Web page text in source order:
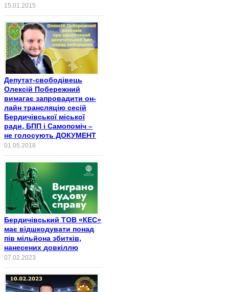
15.01.2015
Депутат-свободівець
Олексій Побережний
вимагає запровадити он-
лайн трансляцію сесій
Бердичівської міської
ради, БПП і Самопоміч –
не голосують ДОКУМЕНТ
01.05.2018
Бердичівський ТОВ «КЕС»
має відшкодувати понад
пів мільйона збитків,
нанесених довкіллю
07.02.2023